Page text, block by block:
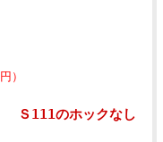
）
Ｓ111のホックなし